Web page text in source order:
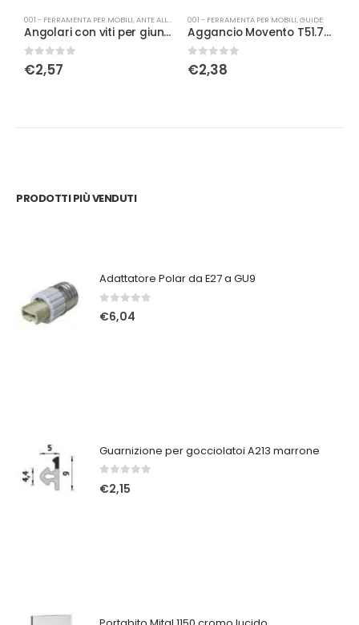
001 - FERRAMENTA PER MOBILI,ANTE ALLUMINIO
Angolari con viti per giunzione profilo alluminio 50mm
0Su 5
€2,57
001 - FERRAMENTA PER MOBILI,GUIDE
Aggancio Movento T51.7601 sx reg. lat.
0Su 5
€2,38
PRODOTTI PIÙ VENDUTI
Adattatore Polar da E27 a GU9
Su 5
€6,04
Guarnizione per gocciolatoi A213 marrone
Su 5
€2,15